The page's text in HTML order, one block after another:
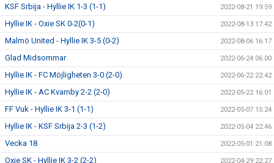
KSF Srbija - Hyllie IK 1-3 (1-1) 2022-08-21 19:59
Hyllie IK - Oxie SK 0-2(0-1) 2022-08-13 17:42
Malmö United - Hyllie IK 3-5 (0-2) 2022-08-06 16:17
Glad Midsommar 2022-06-24 06:00
Hyllie IK - FC Möjligheten 3-0 (2-0) 2022-06-22 22:42
Hyllie IK - AC Kvarnby 2-2 (2-0) 2022-05-22 16:01
FF Vuk - Hyllie IK 3-1 (1-1) 2022-05-07 15:24
Hyllie IK - KSF Srbija 2-3 (1-2) 2022-05-04 22:46
Vecka 18 2022-05-01 21:08
Oxie SK - Hyllie IK 3-2 (2-2) 2022-04-29 22:27